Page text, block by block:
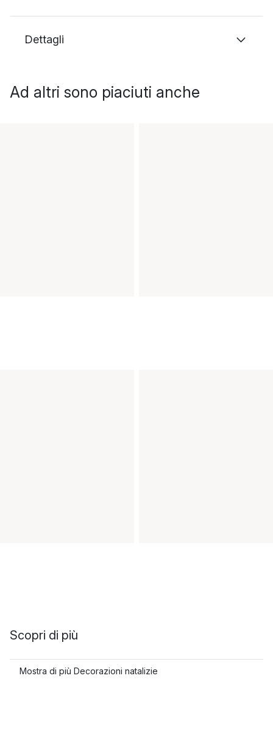
Dettagli
Ad altri sono piaciuti anche
Scopri di più
Mostra di più Decorazioni natalizie